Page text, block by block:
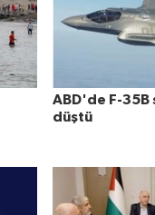
ABD'de F-35B
düştü